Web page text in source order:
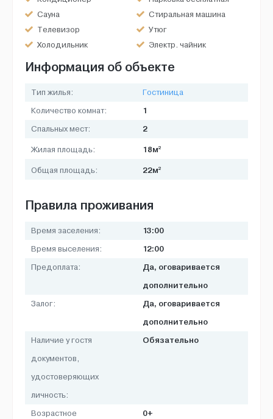
Сауна
Стиральная машина
Телевизор
Утюг
Холодильник
Электр. чайник
Информация об объекте
Тип жилья:
Гостиница
Количество комнат:
1
Спальных мест: 2
Жилая площадь: 18м2
Общая площадь: 22м2
Правила проживания
Время заселения: 13:00
Время выселения: 12:00
Предоплата:
Да, оговаривается
дополнительно
Залог:
Да, оговаривается
дополнительно
Наличие у гостя
документов,
удостоверяющих
личность:
Обязательно
Возрастное
0+